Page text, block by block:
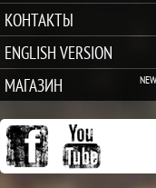
КОНТАКТЫ
ENGLISH VERSION
МАГАЗИН